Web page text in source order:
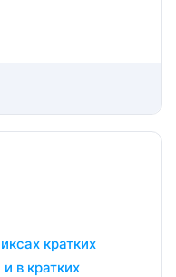
кратких
в кратких